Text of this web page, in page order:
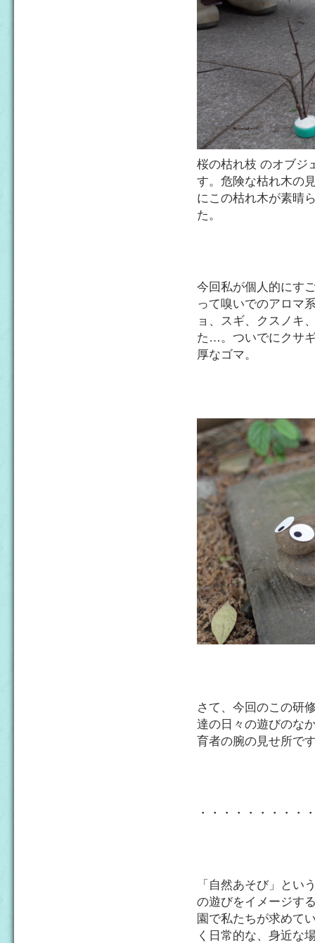
桜の枯れ枝 のオブジ
す。危険な枯れ木の
にこの枯れ木が素晴
た。
今回私が個人的にす
って嗅いでのアロマ
ョ、スギ、クスノキ
た…。ついでにクサ
厚なゴマ。
さて、今回のこの研
達の日々の遊びのな
育者の腕の見せ所で
・・・・・・・・・
「自然あそび」とい
の遊びをイメージす
園で私たちが求めて
く日常的な、身近な